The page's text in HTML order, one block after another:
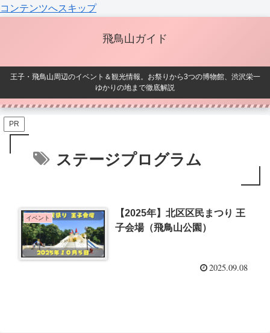
コンテンツへスキップ
飛鳥山ガイド
王子・飛鳥山周辺のイベント＆観光情報。お祭りから3つの博物館、渋沢栄一
ゆかりの地まで徹底解説
PR
ステージプログラム
イベント
【2025年】北区区民まつり 王
子会場（飛鳥山公園）
2025.09.08